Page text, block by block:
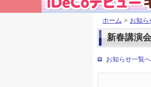
ホーム > お知ら
新春講演
お知らせ一覧